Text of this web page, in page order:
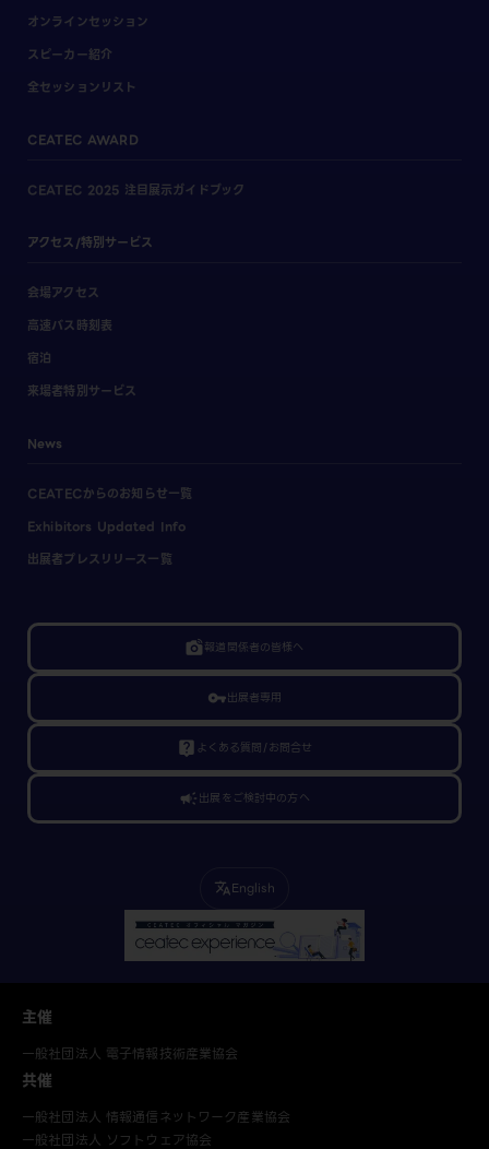
オンラインセッション
スピーカー紹介
全セッションリスト
CEATEC AWARD
CEATEC 2025 注目展示ガイドブック
アクセス/特別サービス
会場アクセス
高速バス時刻表
宿泊
来場者特別サービス
News
CEATECからのお知らせ一覧
Exhibitors Updated Info
出展者プレスリリース一覧
linked_camera報道関係者の皆様へ
vpn_key出展者専用
live_help よくある質問/お問合せ
campaign出展をご検討中の方へ
translateEnglish
主催
一般社団法人 電子情報技術産業協会
共催
一般社団法人 情報通信ネットワーク産業協会
一般社団法人 ソフトウェア協会